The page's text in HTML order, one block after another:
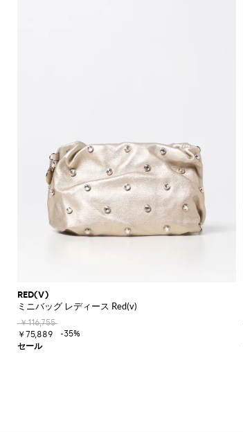
RED(V)
ミニバッグ レディース Red(v)
￥116,755
￥75,889
-35%